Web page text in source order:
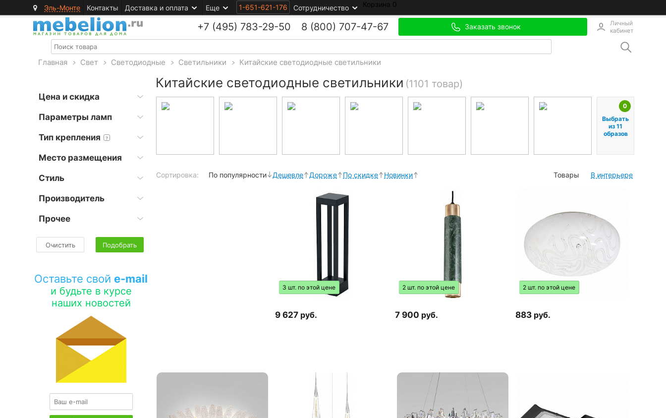
Эль-Монте Контакты Доставка и оплата Еще 1-651-621-176 Сотрудничество Корзина 0
+7 (495) 783-29-50 8 (800) 707-47-67 Заказать звонок
Личный
кабинет
Главная > Свет > Светодиодные > Светильники > Китайские cветодиодные светильники
Цена и скидка
Параметры ламп
Тип крепления ?
Место размещения
Стиль
Производитель
Прочее
Очистить Подобрать
Оставьте свой e-mail
и будьте в курсе
наших новостей
Китайские cветодиодные светильники (1101 товар)
0
Выбрать
из 11
образов
Сортировка: По популярности Дешевле Дороже По скидке Новинки Товары В интерьере
3 шт. по этой цене
9 627 руб.
2 шт. по этой цене
7 900 руб.
2 шт. по этой цене
883 руб.